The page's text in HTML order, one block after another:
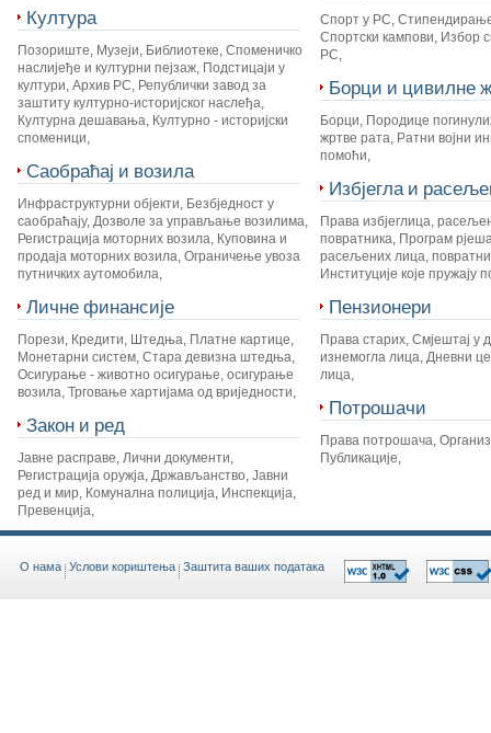
Култура
Позориште, Музеји, Библиотеке, Споменичко
наслијеђе и културни пејзаж, Подстицаји у
култури, Архив РС, Републички завод за
заштиту културно-историјског наслеђа,
Културна дешавања, Културно - историјски
споменици,
Саобраћај и возила
Инфраструктурни објекти, Безбједност у
саобраћају, Дозволе за управљање возилима,
Регистрација моторних возила, Куповина и
продаја моторних возила, Ограничење увоза
путничких аутомобила,
Личне финансије
Порези, Кредити, Штедња, Платне картице,
Монетарни систем, Стара девизна штедња,
Осигурање - животно осигурање, осигурање
возила, Трговање хартијама од вриједности,
Закон и ред
Јавне расправе, Лични документи,
Регистрација оружја, Држављанство, Јавни
ред и мир, Комунална полиција, Инспекција,
Превенција,
Спорт у РС,
Спортски кампови, Избор
РС,
Борци и цивилне
Борци, Породице
жртве рата, Ратни војни
помоћи,
Избјегла и
Права избјеглица,
повратника, Програм
расељених лица,
Институције које пружају
Пензионери
Права старих, Смјештај у
изнемогла лица, Дневни
лица,
Потрошачи
Права потрошача,
Публикације,
O нама Услови кориштења Заштита ваших података